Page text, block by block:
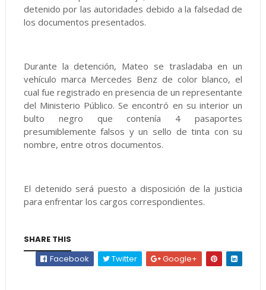
detenido por las autoridades debido a la falsedad de
los documentos presentados.
Durante la detención, Mateo se trasladaba en un
vehículo marca Mercedes Benz de color blanco, el
cual fue registrado en presencia de un representante
del Ministerio Público. Se encontró en su interior un
bulto negro que contenía 4 pasaportes
presumiblemente falsos y un sello de tinta con su
nombre, entre otros documentos.
El detenido será puesto a disposición de la justicia
para enfrentar los cargos correspondientes.
SHARE THIS
Facebook
Twitter Google+